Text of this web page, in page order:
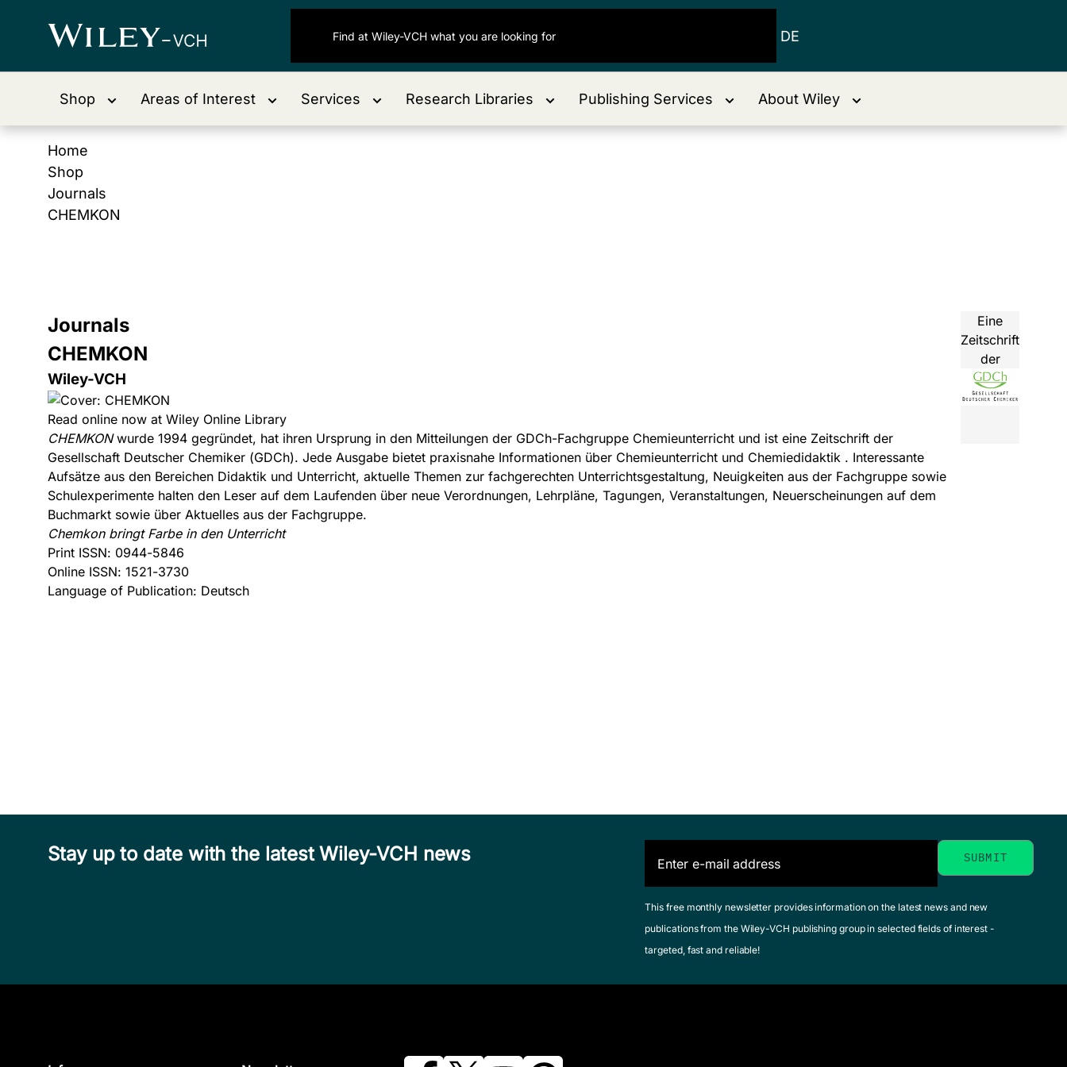
DE
Shop Areas of Interest Services Research Libraries Publishing Services About Wiley
Home
Shop
Journals
CHEMKON
Journals
CHEMKON
Wiley-VCH
Read online now at Wiley Online Library
CHEMKONwurde 1994 gegründet, hat ihren Ursprung in den Mitteilungen der GDCh-Fachgruppe Chemieunterricht und ist eine Zeitschrift der
Gesellschaft Deutscher Chemiker (GDCh). Jede Ausgabe bietet praxisnahe Informationen über Chemieunterricht und Chemiedidaktik . Interessante
Aufsätze aus den Bereichen Didaktik und Unterricht, aktuelle Themen zur fachgerechten Unterrichtsgestaltung, Neuigkeiten aus der Fachgruppe sowie
Schulexperimente halten den Leser auf dem Laufenden über neue Verordnungen, Lehrpläne, Tagungen, Veranstaltungen, Neuerscheinungen auf dem
Buchmarkt sowie über Aktuelles aus der Fachgruppe.
Chemkon bringt Farbe in den Unterricht
Print ISSN: 0944-5846
Online ISSN: 1521-3730
Language of Publication: Deutsch
Eine
Zeitschrift
der
Stay up to date with the latest Wiley-VCH news
This free monthly newsletter provides information on the latest news and new
publications from the Wiley-VCH publishing group in selected fields of interest -
targeted, fast and reliable!